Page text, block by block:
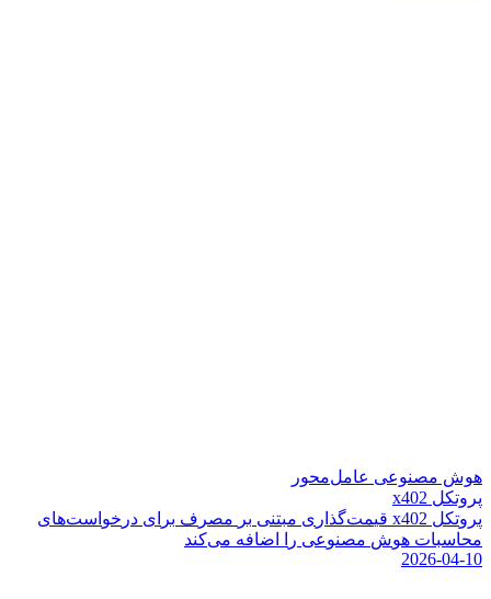
هوش مصنوعی عامل‌محور
پروتکل x402
پر وتکل x402 قیمتگذ ر ی مبتنی بر مصر ف بر ی در خو ستهای
محاسبات هوش مصنوعی ر ضافه میکند
2026-04-10